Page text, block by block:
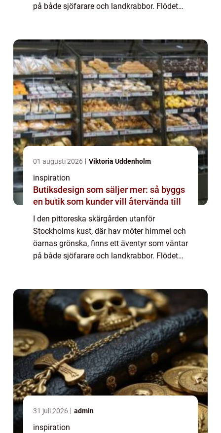
på både sjöfarare och landkrabbor. Flödet
01 augusti 2026 Viktoria Uddenholm
inspiration
Butiksdesign som säljer mer: så byggs
en butik som kunder vill återvända till
I den pittoreska skärgården utanför
Stockholms kust, där hav möter himmel och
öarnas grönska, finns ett äventyr som väntar
på både sjöfarare och landkrabbor. Flödet
31 juli 2026 admin
inspiration